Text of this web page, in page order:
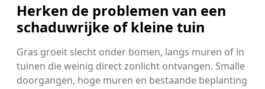
Herken de problemen van een
schaduwrijke of kleine tuin
Gras groeit slecht onder bomen, langs muren of in
tuinen die weinig direct zonlicht ontvangen. Smalle
doorgangen, hoge muren en bestaande beplanting